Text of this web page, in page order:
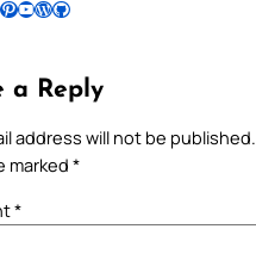
Follow Pradeep on Pinterest Subscribe to Pradeep’s Youtube Channel Follow Pradeep on WordPress Follow Pradeep on GitHub
a Reply
address will not be published.
marked *
*